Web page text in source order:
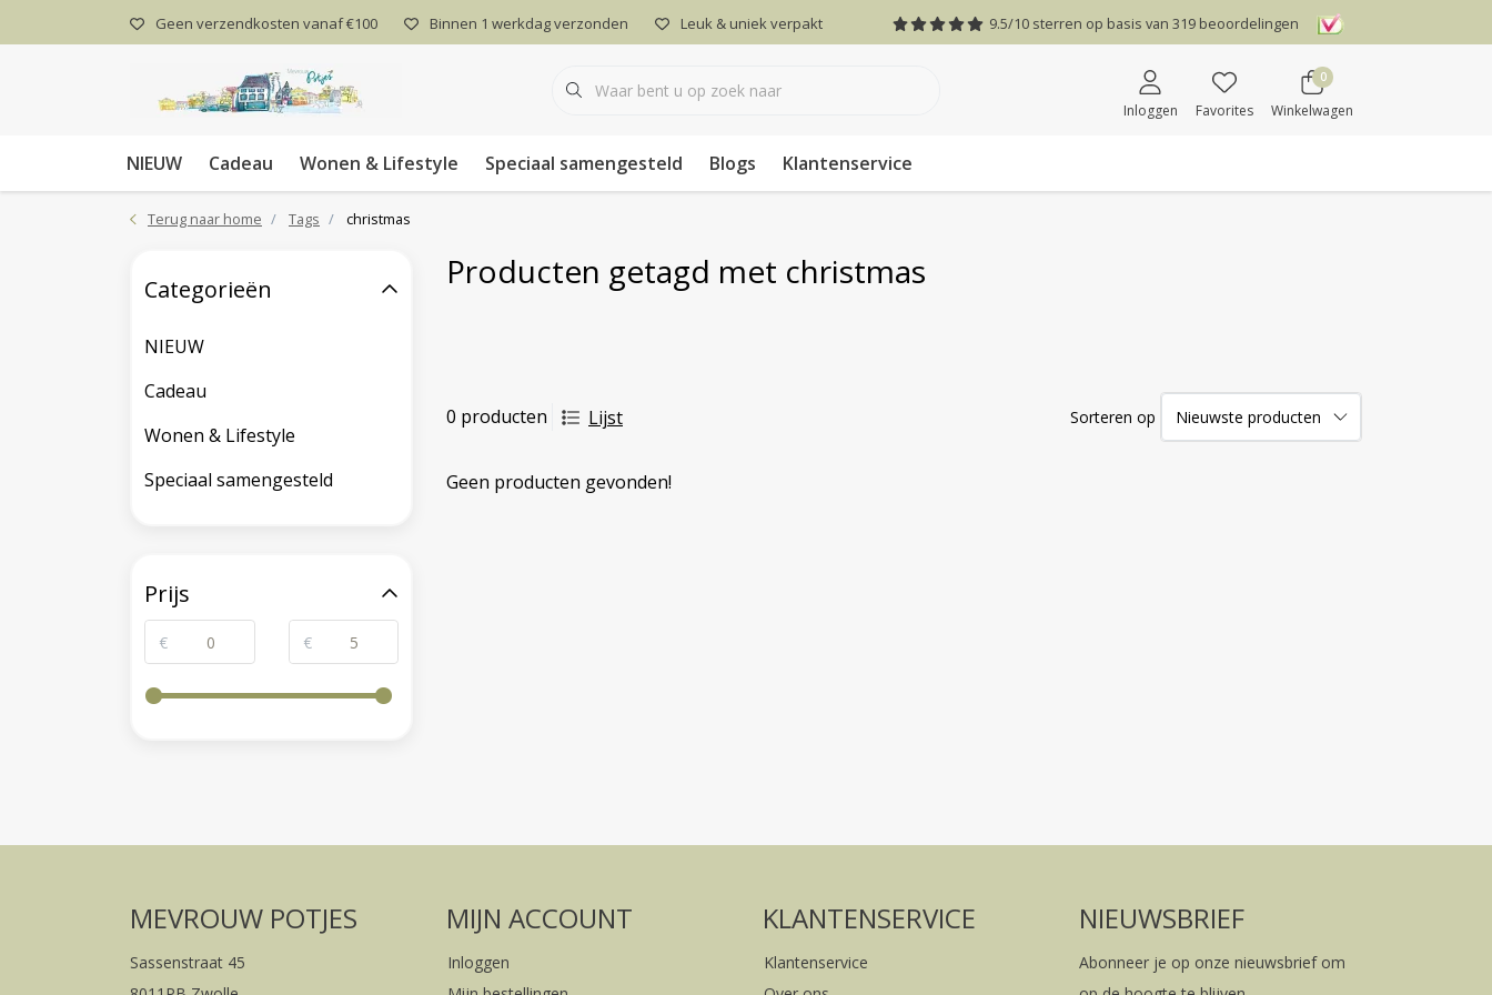
Geen verzendkosten vanaf €100 Binnen 1 werkdag verzonden Leuk & uniek verpakt 9.5/10 sterren op basis van 319 beoordelingen
Inloggen Favorites
0
Winkelwagen
NIEUW Cadeau Wonen & Lifestyle Speciaal samengesteld Blogs Klantenservice
Terug naar home Tags christmas
Producten getagd met christmas
0 producten Lijst Sorteren op
Geen producten gevonden!
Categorieën
NIEUW
Cadeau
Wonen & Lifestyle
Speciaal samengesteld
Prijs
€ €
MEVROUW POTJES
Sassenstraat 45
MIJN ACCOUNT
Inloggen
KLANTENSERVICE
Klantenservice
NIEUWSBRIEF
Abonneer je op onze nieuwsbrief om